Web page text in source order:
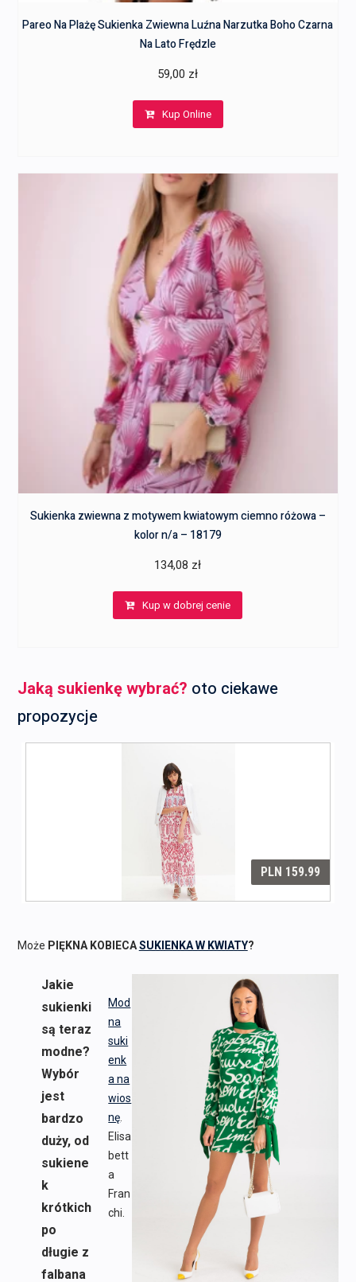
Pareo Na Plażę Sukienka Zwiewna Luźna Narzutka Boho Czarna
Na Lato Frędzle
59,00 zł
Kup Online
Sukienka zwiewna z motywem kwiatowym ciemno różowa –
kolor n/a – 18179
134,08 zł
Kup w dobrej cenie
Jaką sukienkę wybrać? oto ciekawe
propozycje
Może PIĘKNA KOBIECASUKIENKA W KWIATY?
Mod
na
suki
enk
a na
wios
nę.
Elisa
bett
a
Fran
chi.
Jakie
sukienki
są teraz
modne?
Wybór
jest
bardzo
duży, od
sukiene
k
krótkich
po
długie z
falbana